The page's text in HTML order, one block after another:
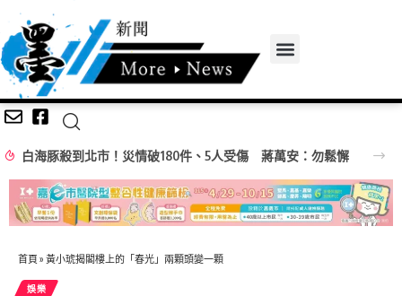
白海豚殺到北市！災情破180件、5人受傷 蔣萬安：勿鬆懈
首頁 » 黃小琥揭閣樓上的「春光」兩顆頭變一顆
娛樂